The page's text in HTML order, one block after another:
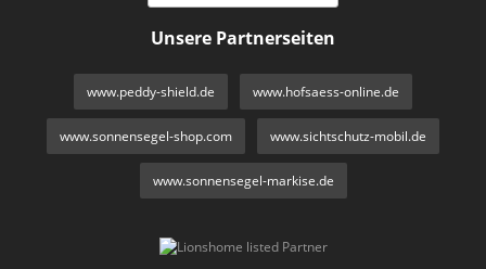
Unsere Partnerseiten
www.peddy-shield.de www.hofsaess-online.de
www.sonnensegel-shop.com www.sichtschutz-mobil.de
www.sonnensegel-markise.de